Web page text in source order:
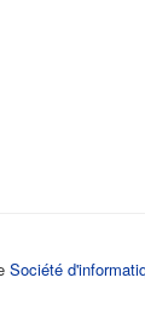
Société